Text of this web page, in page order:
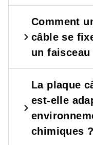
Comment
câble se
un faisceau
La plaque
est-elle
chimiques ?